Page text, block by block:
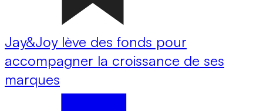
Jay&Joy lève des fonds pour
accompagner la croissance de ses
marques